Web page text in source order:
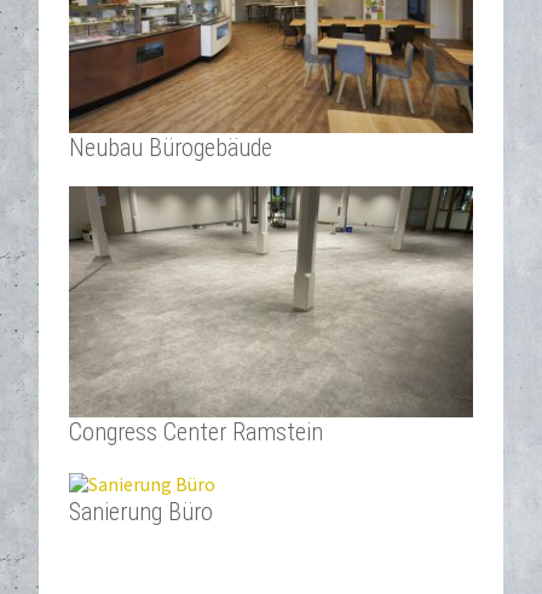
Neubau Bürogebäude
Congress Center Ramstein
Sanierung Büro